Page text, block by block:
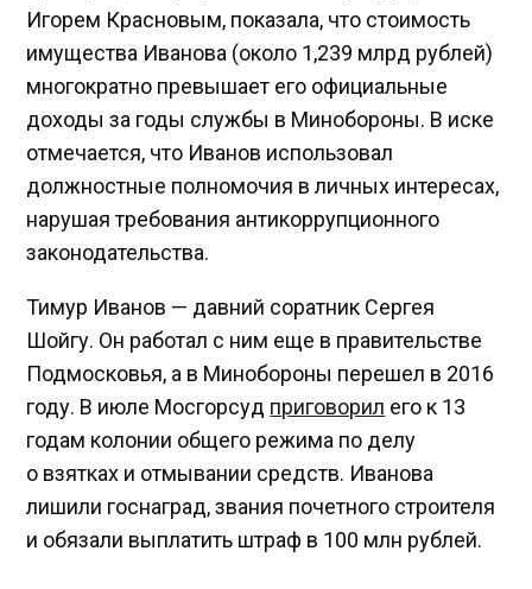
Игорем Красновым, показала, что стоимость
имущества Иванова (около 1,239 млрд рублей)
многократно превышает его официальные
доходы за годы службы в Минобороны. В иске
отмечается, что Иванов использовал
должностные полномочия в личных интересах,
нарушая требования антикоррупционного
законодательства.
Тимур Иванов — давний соратник Сергея
Шойгу. Он работал с ним еще в правительстве
Подмосковья, а в Минобороны перешел в 2016
году. В июле Мосгорсуд приговорил его к 13
годам колонии общего режима по делу
о взятках и отмывании средств. Иванова
лишили госнаград, звания почетного строителя
и обязали выплатить штраф в 100 млн рублей.